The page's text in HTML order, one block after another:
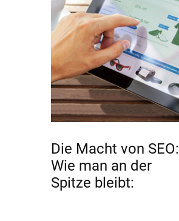
Die Macht von SEO:
Wie man an der
Spitze bleibt: